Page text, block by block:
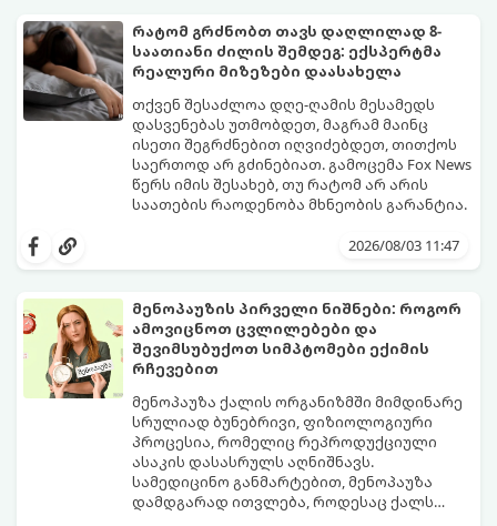
რატომ გრძნობთ თავს დაღლილად 8-
საათიანი ძილის შემდეგ: ექსპერტმა
რეალური მიზეზები დაასახელა
თქვენ შესაძლოა დღე-ღამის მესამედს
დასვენებას უთმობდეთ, მაგრამ მაინც
ისეთი შეგრძნებით იღვიძებდეთ, თითქოს
საერთოდ არ გძინებიათ. გამოცემა Fox News
წერს იმის შესახებ, თუ რატომ არ არის
საათების რაოდენობა მხნეობის გარანტია.
2026/08/03 11:47
მენოპაუზის პირველი ნიშნები: როგორ
ამოვიცნოთ ცვლილებები და
შევიმსუბუქოთ სიმპტომები ექიმის
რჩევებით
მენოპაუზა ქალის ორგანიზმში მიმდინარე
სრულიად ბუნებრივი, ფიზიოლოგიური
პროცესია, რომელიც რეპროდუქციული
ასაკის დასასრულს აღნიშნავს.
სამედიცინო განმარტებით, მენოპაუზა
დამდგარად ითვლება, როდესაც ქალს